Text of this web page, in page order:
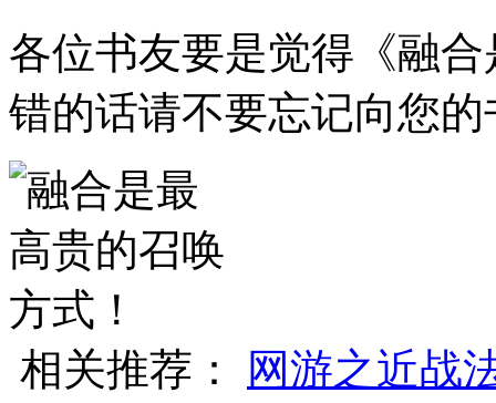
各位书友要是觉得《融
错的话请不要忘记向您
相关推荐：
网游之近战